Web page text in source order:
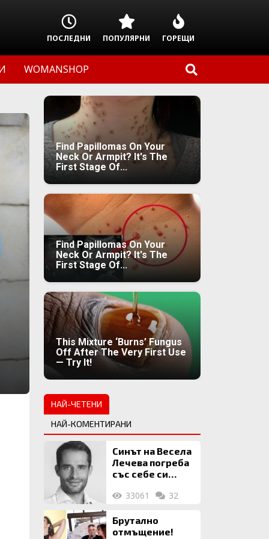
ПОСЛЕДНИ ПОПУЛЯРНИ ГОРЕЩИ
WOMANSHOP
Find Papillomas On Your
Neck Or Armpit? It's The
First Stage Of...
Find Papillomas On Your
Neck Or Armpit? It's The
First Stage Of...
This Mixture ‘Burns’ Fungus
Off After The Very First Use
— Try It!
НАЙ-ЧЕТЕНИ
НАЙ-КОМЕНТИРАНИ
Синът на Весела
Лечева погреба
със себе си
млн. евро
33061 32
Брутално
отмъщение!